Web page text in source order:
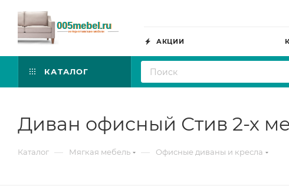
АКЦИИ
КАТАЛОГ
Диван офисный Стив 2-х
Каталог — Мягкая мебель — Офисные диваны и кресла